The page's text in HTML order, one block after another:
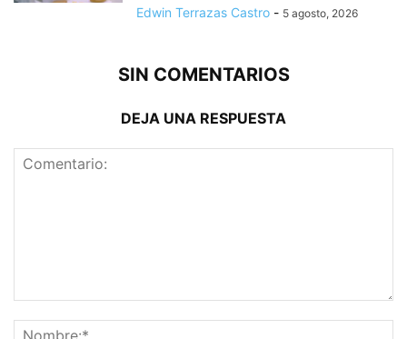
Edwin Terrazas Castro - 5 agosto, 2026
SIN COMENTARIOS
DEJA UNA RESPUESTA